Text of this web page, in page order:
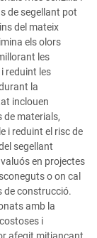
de segellant pot
del mateix
els olors
les
reduint les
la
inclouen
materials,
i reduint el risc de
segellant
en projectes
o on cal
de construcció.
amb la
i